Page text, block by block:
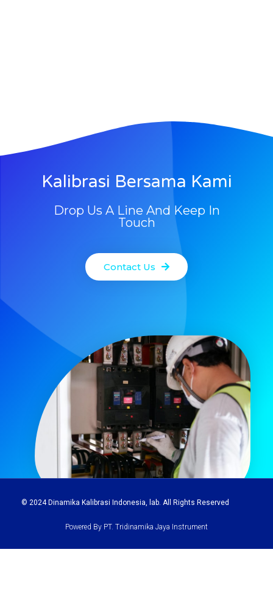
Kalibrasi Bersama Kami
Drop Us A Line And Keep In
Touch
Contact Us
© 2024 Dinamika Kalibrasi Indonesia, lab. All Rights Reserved
Powered By PT. Tridinamika Jaya Instrument